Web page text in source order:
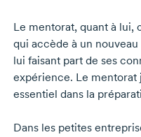
Le mentorat, quant à lui,
qui accède à un
lui faisant part de ses
expérience. Le mentorat
essentiel dans la
Dans les petites